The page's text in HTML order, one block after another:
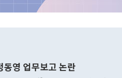
동영 업무보고 논란